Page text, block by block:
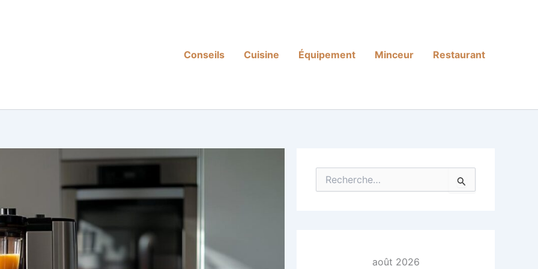
Conseils
Cuisine Équipement Minceur Restaurant
août 2026